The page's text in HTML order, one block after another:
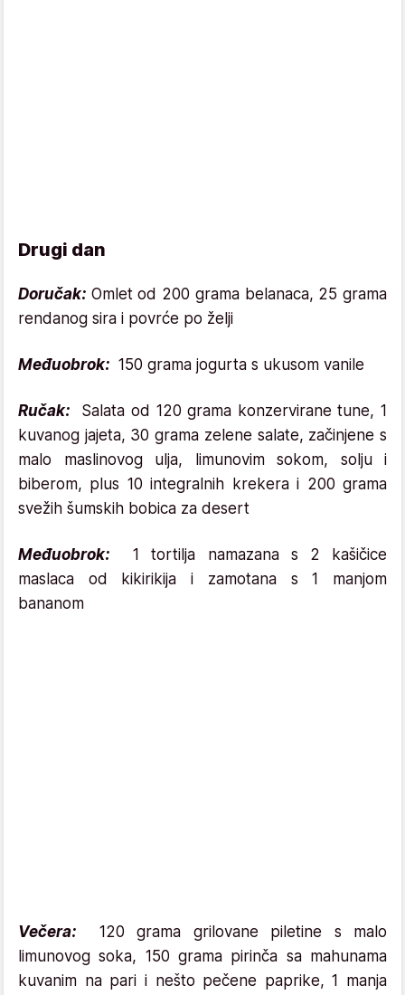
Drugi dan
Doručak: Omlet od 200 grama belanaca, 25 grama
rendanog sira i povrće po želji
Međuobrok: 150 grama jogurta s ukusom vanile
Ručak: Salata od 120 grama konzervirane tune, 1
kuvanog jajeta, 30 grama zelene salate, začinjene s
malo maslinovog ulja, limunovim sokom, solju i
biberom, plus 10 integralnih krekera i 200 grama
svežih šumskih bobica za desert
Međuobrok: 1 tortilja namazana s 2 kašičice
maslaca od kikirikija i zamotana s 1 manjom
bananom
Večera:
120 grama grilovane piletine s malo
limunovog soka, 150 grama pirinča sa mahunama
kuvanim na pari i nešto pečene paprike, 1 manja